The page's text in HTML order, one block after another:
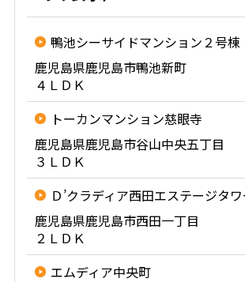
鴨池シーサイドマンション２号棟
鹿児島県鹿児島市鴨池新町
４ＬＤＫ
トーカンマンション慈眼寺
鹿児島県鹿児島市谷山中央五丁目
３ＬＤＫ
Ｄ’クラディア西田エステージタワ
鹿児島県鹿児島市西田一丁目
２ＬＤＫ
エムディア中央町